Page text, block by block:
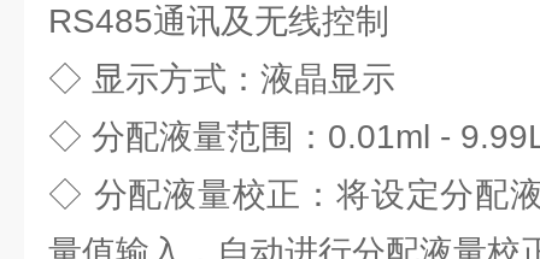
RS485通讯及无线控制
◇ 显示方式：液晶显示
◇ 分配液量范围：0.01ml -
◇ 分配液量校正：将设定分配